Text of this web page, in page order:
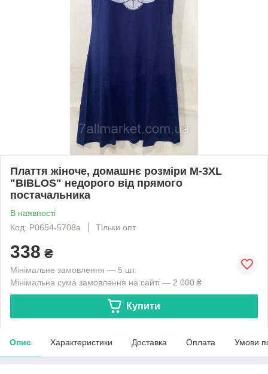
Плаття жіноче, домашнє розміри M-3XL
"BIBLOS" недорого від прямого
постачальника
В наявності
Код: P0654-5708a
Тільки опт
338 ₴
Мінімальне замовлення — 5 шт.
Мінімальна сума замовлення на сайті — 2 000 ₴
Купити
Опис Характеристики Доставка Оплата Умови